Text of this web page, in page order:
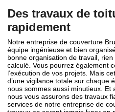
Des travaux de
rapidement
Notre entreprise de couverture
équipe ingénieuse et bien
bonne organisation de travail,
calculé. Vous pourrez également
l’exécution de vos projets. Mais
d’une vigilance totale sur chaque
nous sommes aussi minutieux.
nous vous assurons des travaux
services de notre entreprise de